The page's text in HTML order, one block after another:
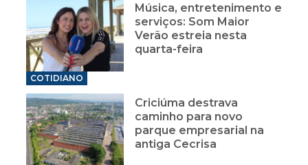
Música, entretenimento e
serviços: Som Maior
Verão estreia nesta
quarta-feira
COTIDIANO
Criciúma destrava
caminho para novo
parque empresarial na
antiga Cecrisa